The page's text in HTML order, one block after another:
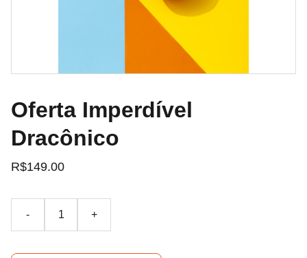
Oferta Imperdível
Dracônico
R$149.00
- +